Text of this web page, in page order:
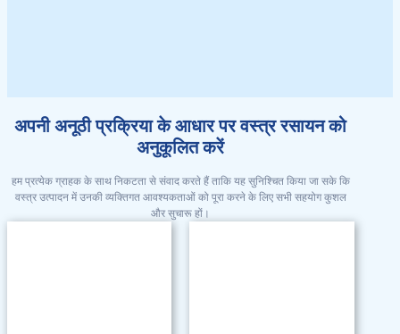
अपनी अनूठी प्रक्रिया के आधार पर वस्त्र रसायन को
अनुकूलित करें
हम प्रत्येक ग्राहक के साथ निकटता से संवाद करते हैं ताकि यह सुनिश्चित किया जा सके कि
वस्त्र उत्पादन में उनकी व्यक्तिगत आवश्यकताओं को पूरा करने के लिए सभी सहयोग कुशल
और सुचारू हों।